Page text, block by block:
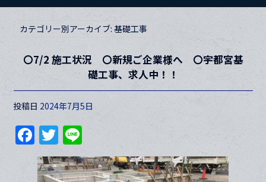
カテゴリー別アーカイブ:基礎工事
〇7/2 施工状況 〇新規ご企業様へ 〇宇都宮基
礎工事、求人中！！
投稿日 2024年7月5日
F
a
c
T
w
itt
n
e